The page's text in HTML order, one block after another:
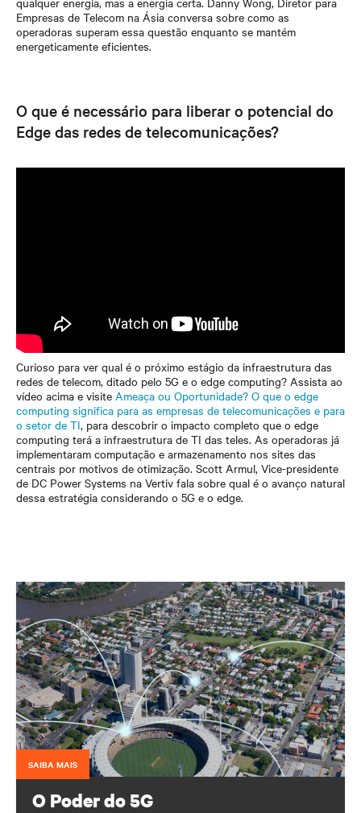
Empresas de Telecom na Ásia conversa sobre como as
operadoras superam essa questão enquanto se mantém
energeticamente eficientes.
O que é necessário para liberar o potencial do
Edge das redes de telecomunicações?
Curioso para ver qual é o próximo estágio da infraestrutura das
redes de telecom, ditado pelo 5G e o edge computing? Assista ao
vídeo acima e visite Ameaça ou Oportunidade? O que o edge
computing significa para as empresas de telecomunicações e para
o setor de TI, para descobrir o impacto completo que o edge
computing terá a infraestrutura de TI das teles. As operadoras já
implementaram computação e armazenamento nos sites das
centrais por motivos de otimização. Scott Armul, Vice-presidente
de DC Power Systems na Vertiv fala sobre qual é o avanço natural
dessa estratégia considerando o 5G e o edge.
SAIBA MAIS
O Poder do 5G